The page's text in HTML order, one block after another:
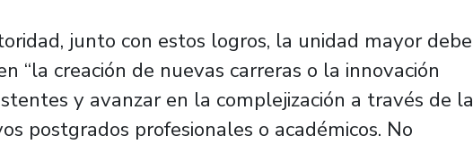
junto con estos logros, la unidad mayor debe
“la creación de nuevas carreras o la innovación
y avanzar en la complejización a través de la
postgrados profesionales o académicos. No